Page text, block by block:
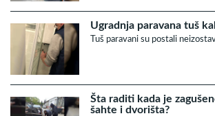
Ugradnja paravana tuš
Tuš paravani su postali
Šta raditi kada je
šahte i dvorišta?